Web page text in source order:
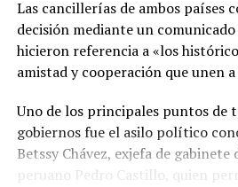
Comparte esto:
Facebook X
Me gusta esto:
Las cancillerías de ambos países
decisión mediante un
hicieron referencia a «los
amistad y cooperación que unen
Uno de los principales puntos de
gobiernos fue el asilo político
Betssy Chávez, exjefa de
peruano Pedro Castillo, quien